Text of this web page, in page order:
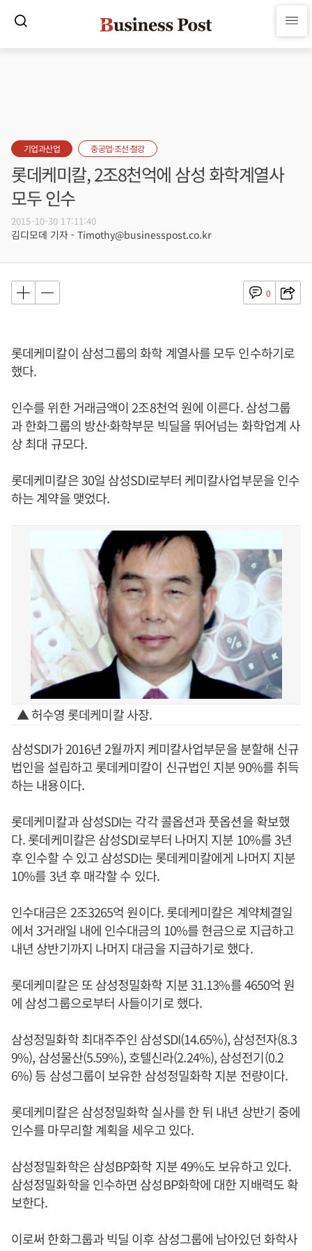
기업과산업 중공업·조선·철강
롯데케미칼, 2조8천억에 삼성 화학계열사
모두 인수
2015-10-30 17:11:40
김디모데 기자 - Timothy@businesspost.co.kr
0
롯데케미칼이 삼성그룹의 화학 계열사를 모두 인수하기로
했다.
인수를 위한 거래금액이 2조8천억 원에 이른다. 삼성그룹
과 한화그룹의 방산·화학부문 빅딜을 뛰어넘는 화학업계 사
상 최대 규모다.
롯데케미칼은 30일 삼성SDI로부터 케미칼사업부문을 인수
하는 계약을 맺었다.
▲ 허수영 롯데케미칼 사장.
삼성SDI가 2016년 2월까지 케미칼사업부문을 분할해 신규
법인을 설립하고 롯데케미칼이 신규법인 지분 90%를 취득
하는 내용이다.
롯데케미칼과 삼성SDI는 각각 콜옵션과 풋옵션을 확보했
다. 롯데케미칼은 삼성SDI로부터 나머지 지분 10%를 3년
후 인수할 수 있고 삼성SDI는 롯데케미칼에게 나머지 지분
10%를 3년 후 매각할 수 있다.
인수대금은 2조3265억 원이다. 롯데케미칼은 계약체결일
에서 3거래일 내에 인수대금의 10%를 현금으로 지급하고
내년 상반기까지 나머지 대금을 지급하기로 했다.
롯데케미칼은 또 삼성정밀화학 지분 31.13%를 4650억 원
에 삼성그룹으로부터 사들이기로 했다.
삼성정밀화학 최대주주인 삼성SDI(14.65%), 삼성전자(8.3
9%), 삼성물산(5.59%), 호텔신라(2.24%), 삼성전기(0.2
6%) 등 삼성그룹이 보유한 삼성정밀화학 지분 전량이다.
롯데케미칼은 삼성정밀화학 실사를 한 뒤 내년 상반기 중에
인수를 마무리할 계획을 세우고 있다.
삼성정밀화학은 삼성BP화학 지분 49%도 보유하고 있다.
삼성정밀화학을 인수하면 삼성BP화학에 대한 지배력도 확
보한다.
이로써 한화그룹과 빅딜 이후 삼성그룹에 남아있던 화학사